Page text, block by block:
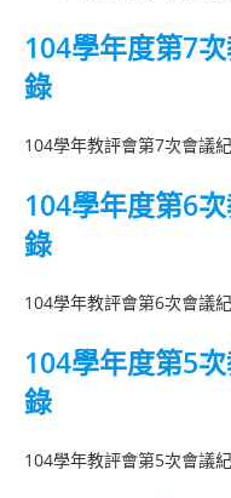
104學年度第7
錄
104學年教評會第7次會議
104學年度第6
錄
104學年教評會第6次會議
104學年度第5
錄
104學年教評會第5次會議